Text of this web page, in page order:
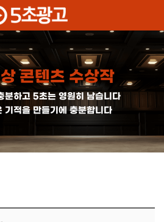
메뉴 건너뛰기
콘텐츠 수상작
분하고 5초는 영원히 남습니다
기적을 만들기에 충분합니다